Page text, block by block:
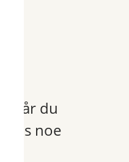
Når du
noe